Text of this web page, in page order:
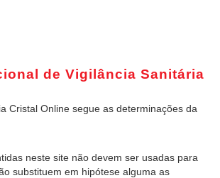
de Vigilância Sanitária
Cristal Online segue as determinações da
neste site não devem ser usadas para
substituem em hipótese alguma as